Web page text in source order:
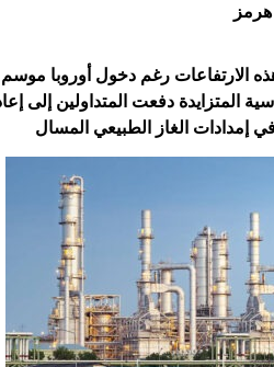
الارتفاعات رغم دخول أوروبا موسم
المتزايدة دفعت المتداولين